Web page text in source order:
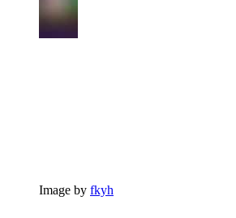
Image by fkyh